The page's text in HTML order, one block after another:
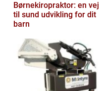
Børnekiropraktor: en vej
til sund udvikling for dit
barn